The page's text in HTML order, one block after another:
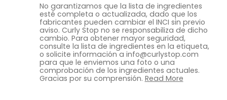
No garantizamos que la lista de ingredientes
esté completa o actualizada, dado que los
fabricantes pueden cambiar el INCI sin previo
aviso. Curly Stop no se responsabiliza de dicho
cambio. Para obtener mayor seguridad,
consulte la lista de ingredientes en la etiqueta,
o solicite información a info@curlystop.com
para que le enviemos una foto o una
comprobación de los ingredientes actuales.
Gracias por su comprensión. Read More